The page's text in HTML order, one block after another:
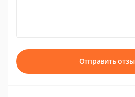
Отправить